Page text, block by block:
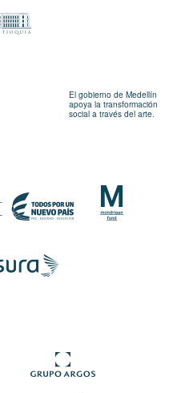
El gobierno de Medellín
apoya la transformación
social a través del arte.